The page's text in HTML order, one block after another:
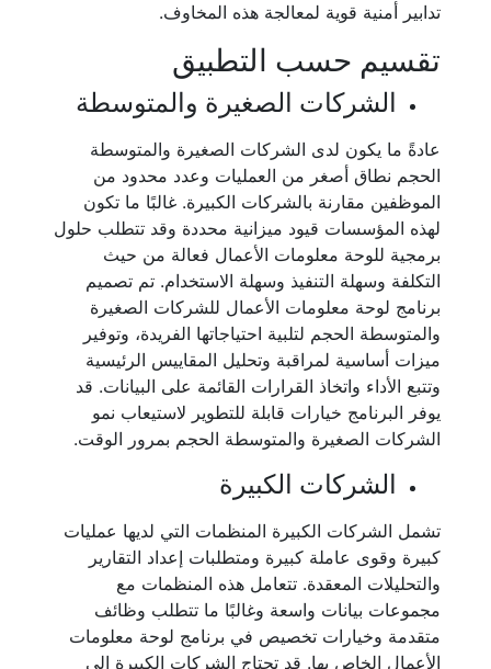
تدابير أمنية قوية لمعالجة هذه المخاوف.
تقسيم حسب التطبيق
الشركات الصغيرة والمتوسطة
عادةً ما يكون لدى الشركات الصغيرة والمتوسطة
الحجم نطاق أصغر من العمليات وعدد محدود من
الموظفين مقارنة بالشركات الكبيرة. غالبًا ما تكون
لهذه المؤسسات قيود ميزانية محددة وقد تتطلب حلول
برمجية للوحة معلومات الأعمال فعالة من حيث
التكلفة وسهلة التنفيذ وسهلة الاستخدام. تم تصميم
برنامج لوحة معلومات الأعمال للشركات الصغيرة
والمتوسطة الحجم لتلبية احتياجاتها الفريدة، وتوفير
ميزات أساسية لمراقبة وتحليل المقاييس الرئيسية
وتتبع الأداء واتخاذ القرارات القائمة على البيانات. قد
يوفر البرنامج خيارات قابلة للتطوير لاستيعاب نمو
الشركات الصغيرة والمتوسطة الحجم بمرور الوقت.
الشركات الكبيرة
تشمل الشركات الكبيرة المنظمات التي لديها عمليات
كبيرة وقوى عاملة كبيرة ومتطلبات إعداد التقارير
والتحليلات المعقدة. تتعامل هذه المنظمات مع
مجموعات بيانات واسعة وغالبًا ما تتطلب وظائف
متقدمة وخيارات تخصيص في برنامج لوحة معلومات
الأعمال الخاص بها. قد تحتاج الشركات الكبيرة إلى